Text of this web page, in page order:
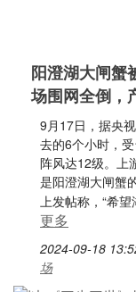
阳澄湖大闸蟹
场围网全倒，
9月17日，据央
去的6个小时，
阵风达12级。上
是阳澄湖大闸蟹
上发帖称，“希
更多
2024-09-18
场